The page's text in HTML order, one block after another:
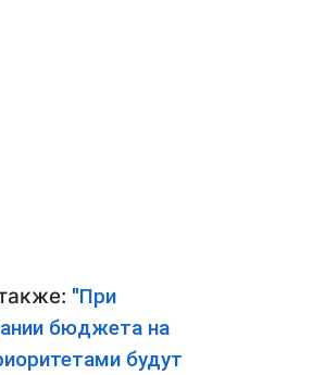
"При
бюджета на
будут